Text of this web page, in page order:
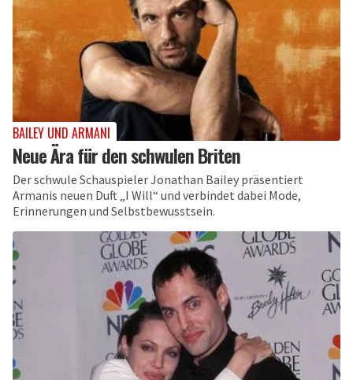
BAILEY UND ARMANI
Neue Ära für den schwulen Briten
Der schwule Schauspieler Jonathan Bailey präsentiert
Armanis neuen Duft „I Will“ und verbindet dabei Mode,
Erinnerungen und Selbstbewusstsein.